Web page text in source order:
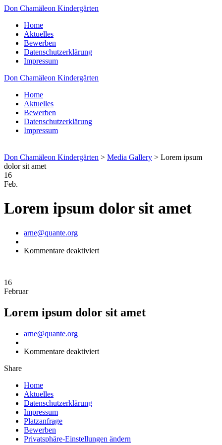
Don Chamäleon Kindergärten
Home
Aktuelles
Bewerben
Datenschutzerklärung
Impressum
Don Chamäleon Kindergärten
Home
Aktuelles
Bewerben
Datenschutzerklärung
Impressum
Don Chamäleon Kindergärten > Media Gallery > Lorem ipsum
dolor sit amet
16
Feb.
Lorem ipsum dolor sit amet
Author
arne@quante.org
Kommentare deaktiviertfür
16
Februar
Lorem ipsum dolor sit amet
Author
arne@quante.org
Kommentare deaktiviertfür
Share
Home
Aktuelles
Datenschutzerklärung
Impressum
Platzanfrage
Bewerben
Privatsphäre-Einstellungen ändern